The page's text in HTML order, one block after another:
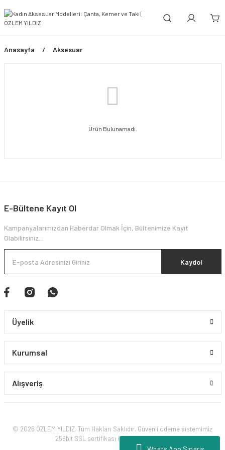
Anasayfa Aksesuar
Ürün Bulunamadı.
E-Bültene Kayıt Ol
Kampanyalarımızdan Haberdar Olmak İçin, Bültenimize Kayıt
Olabilirsiniz...
Kaydol
Üyelik
Kurumsal
Alışveriş
© 2026 ÖZLEM YILDIZ. Tüm Hakları Saklıdır. Güvenli ödeme sistemimiz
256bit SSL sertifikası ile korunmaktadır.